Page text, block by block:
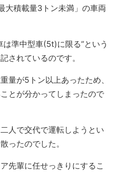
大積載量3トン未満」の車両
準中型車(5t)に限る”という
されているのです。
量が5トン以上あったため、
とが分かってしまったので
人で交代で運転しようとい
ったのでした。
先輩に任せっきりにするこ